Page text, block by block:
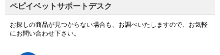
ペピイベットサポートデスク
お探しの商品が見つからない場合も、お調べいたしますので、お気軽
にお問い合わせ下さい。